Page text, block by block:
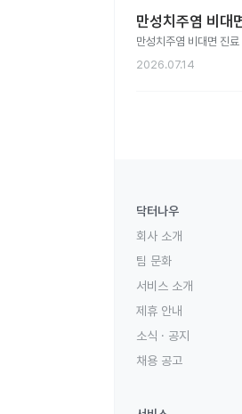
만성치주염 비
만성치주염 비대면 진
2026.07.14
닥터나우
회사 소개
팀 문화
서비스 소개
제휴 안내
소식 · 공지
채용 공고